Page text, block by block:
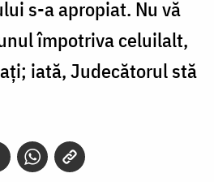
s-a apropiat. Nu vă
împotriva celuilalt,
iată, Judecătorul stă